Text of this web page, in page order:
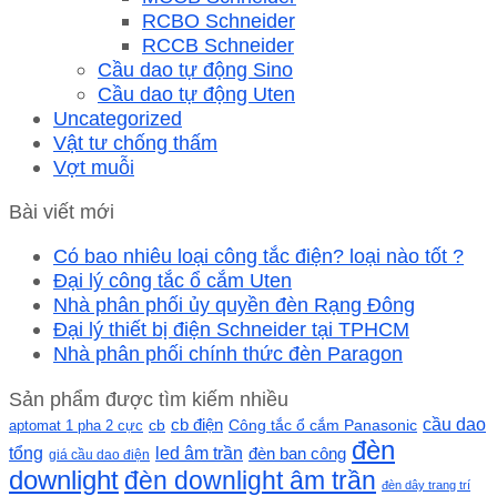
RCBO Schneider
RCCB Schneider
Cầu dao tự động Sino
Cầu dao tự động Uten
Uncategorized
Vật tư chống thấm
Vợt muỗi
Bài viết mới
Có bao nhiêu loại công tắc điện? loại nào tốt ?
Đại lý công tắc ổ cắm Uten
Nhà phân phối ủy quyền đèn Rạng Đông
Đại lý thiết bị điện Schneider tại TPHCM
Nhà phân phối chính thức đèn Paragon
Sản phẩm được tìm kiếm nhiều
aptomat 1 pha 2 cực cb cb điện Công tắc ổ cắm Panasonic cầu dao
tổng giá cầu dao điện led âm trần đèn ban công đèn
downlight đèn downlight âm trần đèn dây trang trí